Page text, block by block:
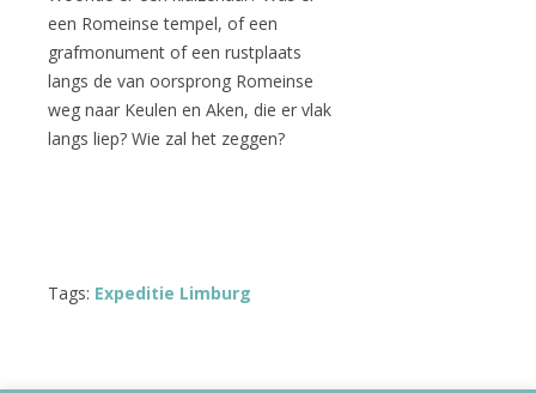
een Romeinse tempel, of een
grafmonument of een rustplaats
langs de van oorsprong Romeinse
weg naar Keulen en Aken, die er vlak
langs liep? Wie zal het zeggen?
Tags: Expeditie Limburg